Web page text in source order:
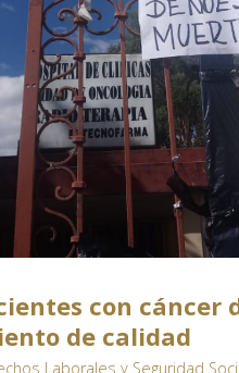
con
de calidad
Laborales y Seguridad